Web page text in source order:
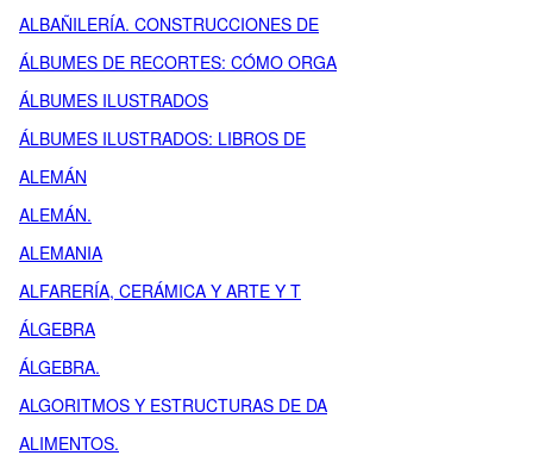
ALBAÑILERÍA. CONSTRUCCIONES DE
ÁLBUMES DE RECORTES: CÓMO ORGA
ÁLBUMES ILUSTRADOS
ÁLBUMES ILUSTRADOS: LIBROS DE
ALEMÁN
ALEMÁN.
ALEMANIA
ALFARERÍA, CERÁMICA Y ARTE Y T
ÁLGEBRA
ÁLGEBRA.
ALGORITMOS Y ESTRUCTURAS DE DA
ALIMENTOS.